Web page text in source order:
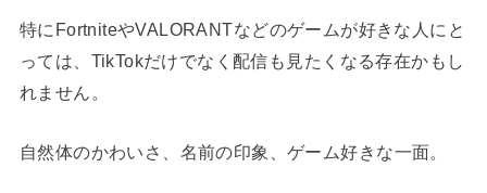
特にFortniteやVALORANTなどのゲームが好きな人にと
っては、TikTokだけでなく配信も見たくなる存在かもし
れません。
自然体のかわいさ、名前の印象、ゲーム好きな一面。